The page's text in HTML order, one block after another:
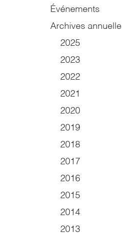
Événements
Archives annuelle
2025
2023
2022
2021
2020
2019
2018
2017
2016
2015
2014
2013